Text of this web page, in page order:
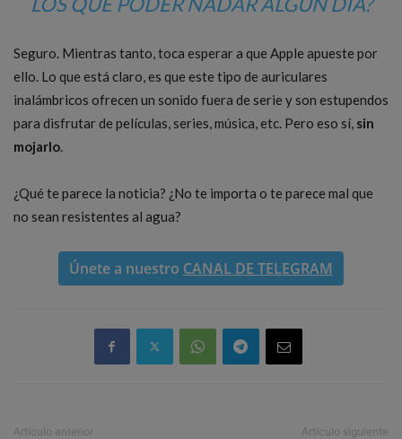
Seguro. Mientras tanto, toca esperar a que Apple apueste por
ello. Lo que está claro, es que este tipo de auriculares
inalámbricos ofrecen un sonido fuera de serie y son estupendos
para disfrutar de películas, series, música, etc. Pero eso sí, sin
mojarlo
¿Qué te parece la noticia? ¿No te importa o te parece mal que
no sean resistentes al agua?
Únete a nuestro CANAL DE TELEGRAM
Artículo anterior Artículo siguiente